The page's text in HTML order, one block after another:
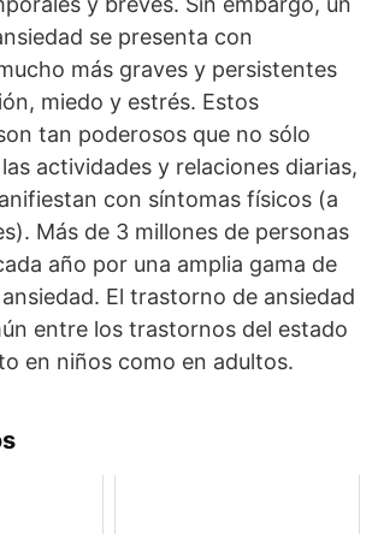
se presenta con
más graves y persistentes
miedo y estrés. Estos
tan poderosos que no sólo
actividades y relaciones diarias,
con síntomas físicos (a
Más de 3 millones de personas
año por una amplia gama de
El trastorno de ansiedad
entre los trastornos del estado
en niños como en adultos.